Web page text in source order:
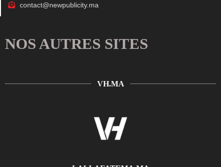
contact@newpublicity.ma
NOS AUTRES SITES
VH.MA